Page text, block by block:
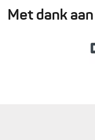
Met dank aan